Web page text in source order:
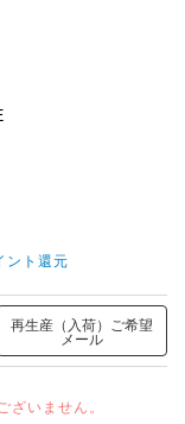
ント還元
再生産（入荷）ご希望
メール
ざいません。